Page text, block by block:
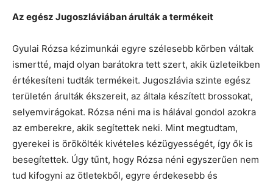
Az egész Jugoszláviában árulták a termékeit
Gyulai Rózsa kézimunkái egyre szélesebb körben váltak
ismertté, majd olyan barátokra tett szert, akik üzleteikben
értékesíteni tudták termékeit. Jugoszlávia szinte egész
területén árulták ékszereit, az általa készített brossokat,
selyemvirágokat. Rózsa néni ma is hálával gondol azokra
az emberekre, akik segítettek neki. Mint megtudtam,
gyerekei is örökölték kivételes kézügyességét, így ők is
besegítettek. Úgy tűnt, hogy Rózsa néni egyszerűen nem
tud kifogyni az ötletekből, egyre érdekesebb és